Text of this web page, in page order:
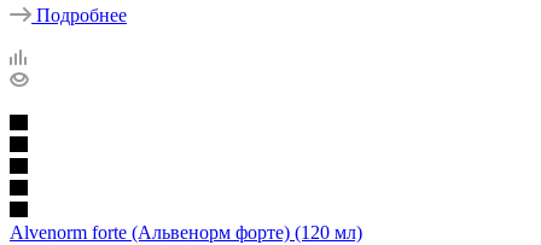
Подробнее
Alvenorm forte (Альвенорм форте) (120 мл)